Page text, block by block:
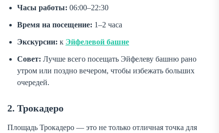
Часы работы: 06:00–22:30
Время на посещение: 1–2 часа
Экскурсии: к Эйфелевой башне
Совет: Лучше всего посещать Эйфелеву башню рано
утром или поздно вечером, чтобы избежать больших
очередей.
2. Трокадеро
Площадь Трокадеро — это не только отличная точка для